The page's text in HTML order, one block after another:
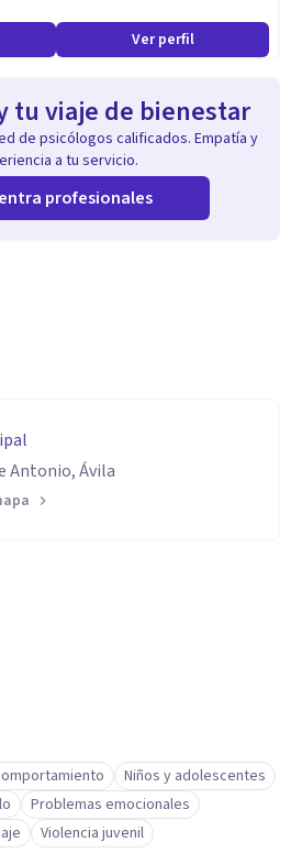
ayudando y dando estrategias para
por sí mismo y sea más
Ver perfil
tu viaje de bienestar
de psicólogos calificados. Empatía y
a tu servicio.
profesionales
Antonio, Ávila
Niños y adolescentes
Problemas emocionales
Violencia juvenil